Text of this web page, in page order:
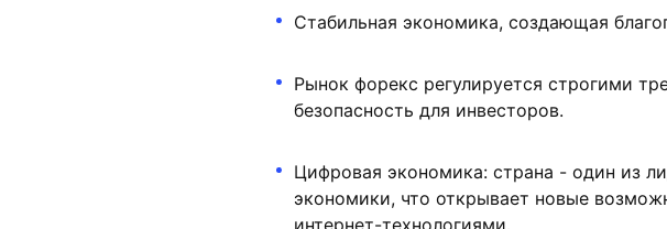
Стабильная экономика, создающая
Рынок форекс регулируется строгими
безопасность для инвесторов.
Цифровая экономика: страна - один из
экономики, что открывает новые